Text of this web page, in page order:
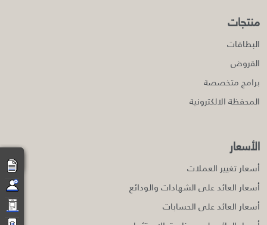
منتجات
البطاقات
القروض
برامج متخصصة
المحفظة الالكترونية
الأسعار
أسعار تغيير العملات
أسعار العائد على الشهادات والودائع
أسعار العائد على الحسابات